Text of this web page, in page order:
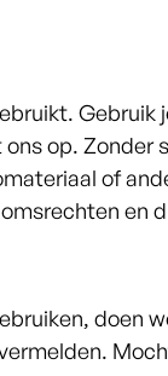
Gebruik
op.
of
en
doen